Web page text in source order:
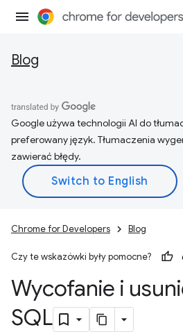
Blog
Google używa technologii AI do
preferowany język. Tłumaczenia
zawierać błędy.
Chrome for Developers Blog
Czy te wskazówki były pomocne?
Wycofanie i
SQL